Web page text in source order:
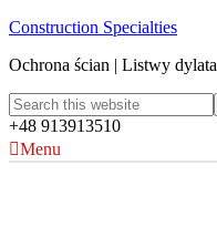
Construction Specialties
Ochrona ścian | Listwy
+48 913913510
Menu